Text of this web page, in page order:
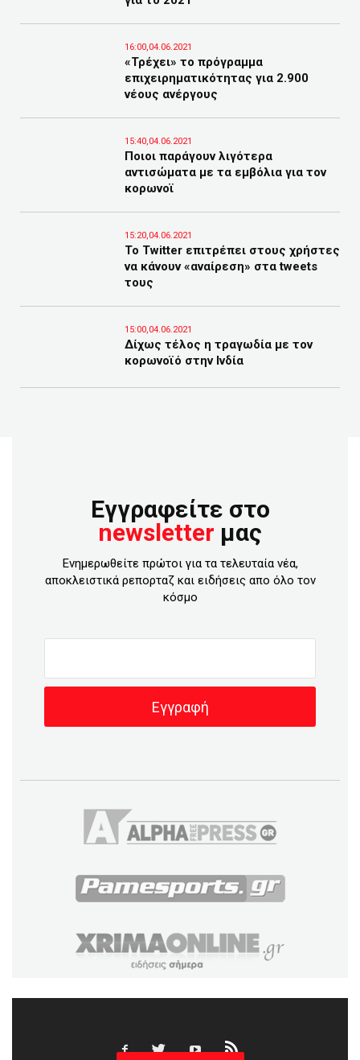
16:00,04.06.2021
«Τρέχει» το πρόγραμμα
επιχειρηματικότητας για 2.900
νέους ανέργους
15:40,04.06.2021
Ποιοι παράγουν λιγότερα
αντισώματα με τα εμβόλια για τον
κορωνοϊ
15:20,04.06.2021
Το Twitter επιτρέπει στους χρήστες
να κάνουν «αναίρεση» στα tweets
τους
15:00,04.06.2021
Δίχως τέλος η τραγωδία με τον
κορωνοϊό στην Ινδία
Εγγραφείτε στο
newsletter μας
Ενημερωθείτε πρώτοι για τα τελευταία νέα,
αποκλειστικά ρεπορταζ και ειδήσεις απο όλο τον
κόσμο